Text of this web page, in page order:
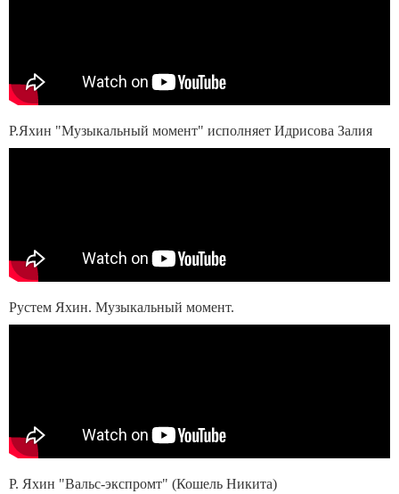
Р.Яхин "Музыкальный момент" исполняет Идрисова Залия
Рустем Яхин. Музыкальный момент.
Р. Яхин "Вальс-экспромт" (Кошель Никита)